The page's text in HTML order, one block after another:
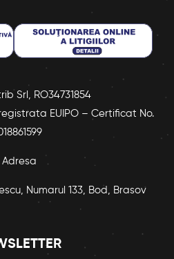
Srl, RO34731854
EUIPO – Certificat No.
Adresa
Numarul 133, Bod, Brasov